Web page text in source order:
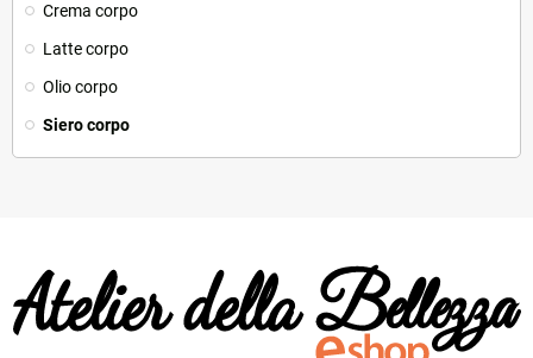
Crema corpo
Latte corpo
Olio corpo
Siero corpo